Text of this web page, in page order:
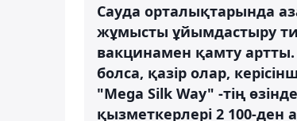
Сауда орталықтарында
жұмысты ұйымдастыру
вакцинамен қамту
болса, қазір олар,
"Mega Silk Way" -тің
қызметкерлері 2 100-ден